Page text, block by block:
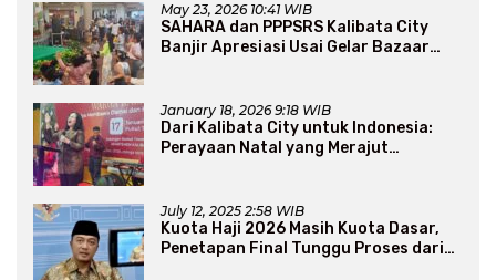
May 23, 2026 10:41 WIB
SAHARA dan PPPSRS Kalibata City
Banjir Apresiasi Usai Gelar Bazaar
January 18, 2026 9:18 WIB
Dari Kalibata City untuk Indonesia:
Perayaan Natal yang Merajut
July 12, 2025 2:58 WIB
Kuota Haji 2026 Masih Kuota Dasar,
Penetapan Final Tunggu Proses dari